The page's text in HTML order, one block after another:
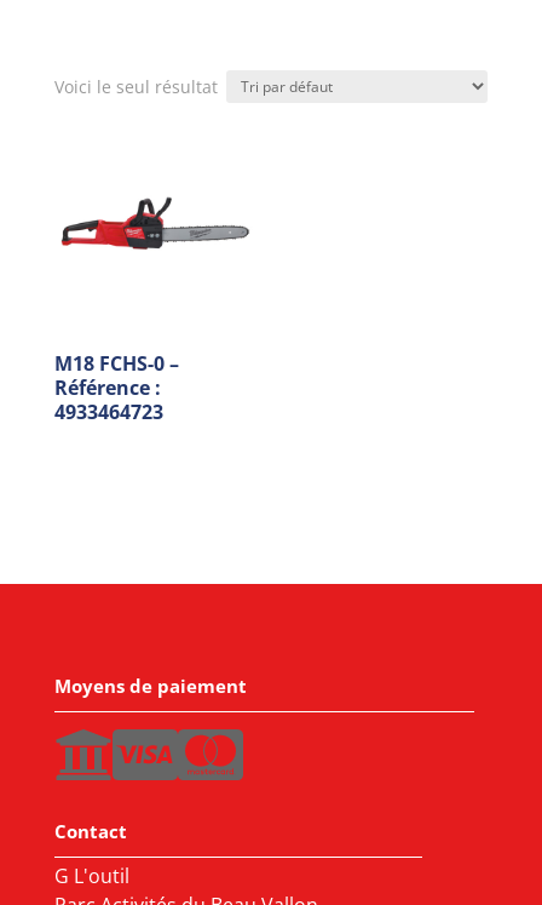
Voici le seul résultat
M18 FCHS-0 –
Référence :
4933464723
Moyens de paiement
Contact
G L'outil